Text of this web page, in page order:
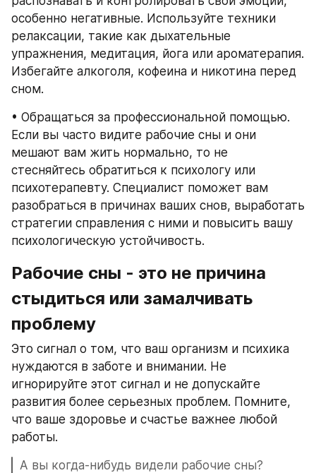
особенно негативные. Используйте техники
релаксации, такие как дыхательные
упражнения, медитация, йога или ароматерапия.
Избегайте алкоголя, кофеина и никотина перед
сном.
• Обращаться за профессиональной помощью.
Если вы часто видите рабочие сны и они
мешают вам жить нормально, то не
стесняйтесь обратиться к психологу или
психотерапевту. Специалист поможет вам
разобраться в причинах ваших снов, выработать
стратегии справления с ними и повысить вашу
психологическую устойчивость.
Рабочие сны - это не причина
стыдиться или замалчивать
проблему
Это сигнал о том, что ваш организм и психика
нуждаются в заботе и внимании. Не
игнорируйте этот сигнал и не допускайте
развития более серьезных проблем. Помните,
что ваше здоровье и счастье важнее любой
работы.
А вы когда-нибудь видели рабочие сны?